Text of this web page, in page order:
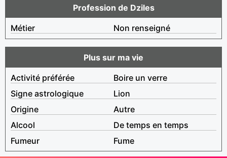
Profession de Dziles
Métier
Non renseigné
Plus sur ma vie
Activité préférée
Boire un verre
Signe astrologique
Lion
Origine
Autre
Alcool
De temps en temps
Fumeur
Fume